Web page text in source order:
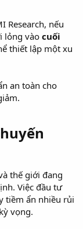
Research, nếu
lỏng vào cuối
thiết lập một xu
an toàn cho
thế giới đang
Việc đầu tư
tiềm ẩn nhiều rủi
vọng.